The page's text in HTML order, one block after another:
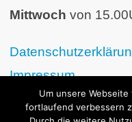
Mittwoch von
Impressum
Um unsere
fortlaufend verbessern